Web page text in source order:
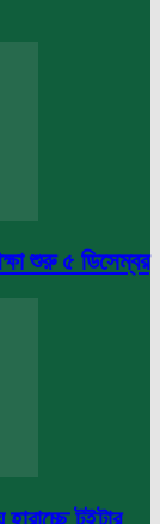
শুরু ৫ ডিসেম্বর